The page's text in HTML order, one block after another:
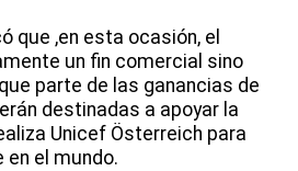
que ,en esta ocasión, el
un fin comercial sino
parte de las ganancias de
destinadas a apoyar la
Unicef Österreich para
el mundo.